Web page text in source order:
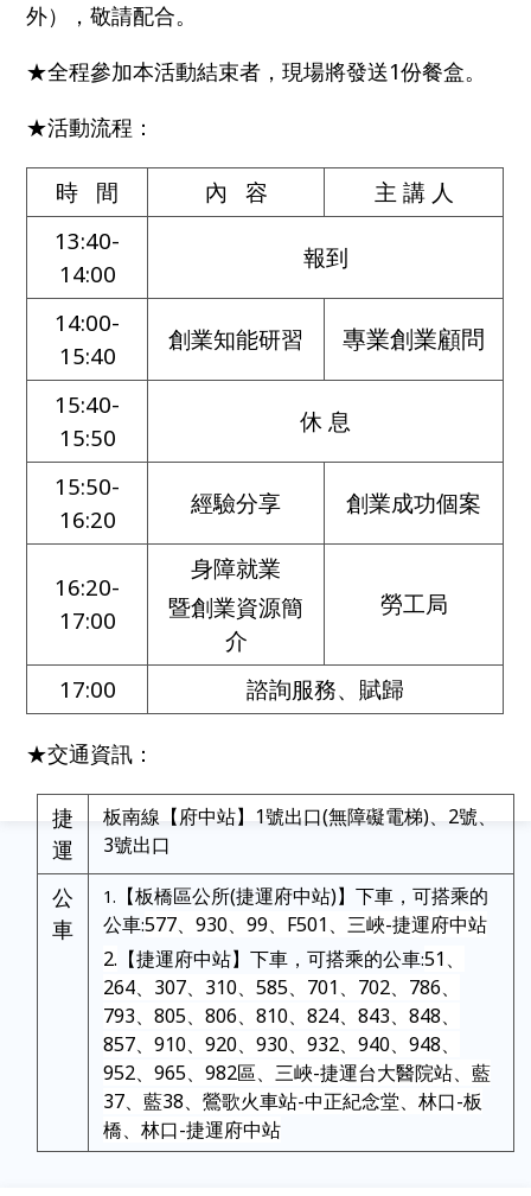
外），敬請配合。
★全程參加本活動結束者，現場將發送1份餐盒。
★活動流程：
時 間 內 容
主 講 人
13:40-
14:00
報到
14:00-
15:40
創業知能研習 專業創業顧問
15:40-
15:50
休 息
15:50-
16:20
經驗分享 創業成功個案
16:20-
17:00
身障就業
暨創業資源簡
介
勞工局
17:00 諮詢服務、賦歸
★交通資訊：
捷
運
板南線【府中站】1號出口(無障礙電梯)、2號、
3號出口
公
車
1. 【板橋區公所(捷運府中站)】下車，可搭乘的
公車:577、930、99、F501、三峽-捷運府中站
2. 【捷運府中站】下車，可搭乘的公車:51、
264、307、310、585、701、702、786、
793、805、806、810、824、843、848、
857、910、920、930、932、940、948、
952、965、982區、三峽-捷運台大醫院站、藍
37、藍38、鶯歌火車站-中正紀念堂、林口-板
橋、林口-捷運府中站